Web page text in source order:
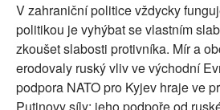
V zahraniční politice vždycky
politikou je vyhýbat se vlastním
zkoušet slabosti protivníka. Mír a
erodovaly ruský vliv ve východní
podpora NATO pro Kyjev hraje ve